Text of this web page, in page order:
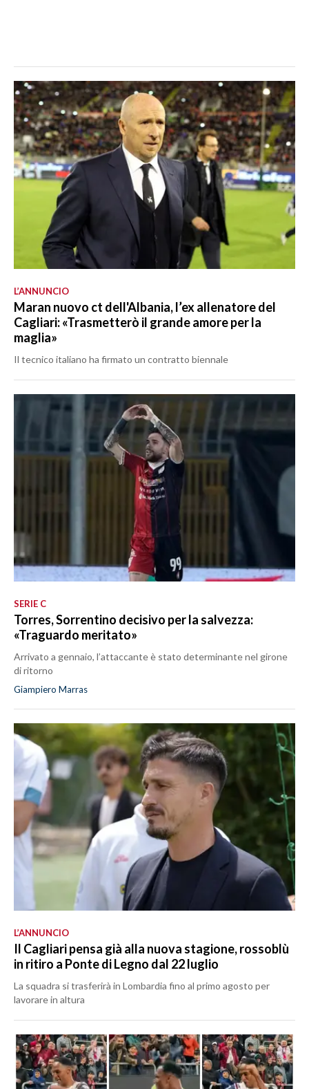
L’ANNUNCIO
Maran nuovo ct dell'Albania, l’ex allenatore del
Cagliari: «Trasmetterò il grande amore per la
maglia»
Il tecnico italiano ha firmato un contratto biennale
SERIE C
Torres, Sorrentino decisivo per la salvezza:
«Traguardo meritato»
Arrivato a gennaio, l’attaccante è stato determinante nel girone
di ritorno
Giampiero Marras
L’ANNUNCIO
Il Cagliari pensa già alla nuova stagione, rossoblù
in ritiro a Ponte di Legno dal 22 luglio
La squadra si trasferirà in Lombardia fino al primo agosto per
lavorare in altura